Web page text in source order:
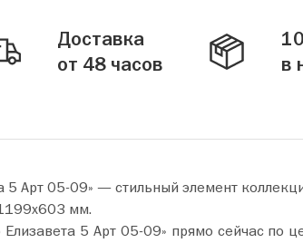
Доставка
от 48 часов
в
5 Арт 05-09» — стильный элемент
мм.
09» прямо сейчас по цене от 61 580 руб. Добавьте товар в корзину и оформите